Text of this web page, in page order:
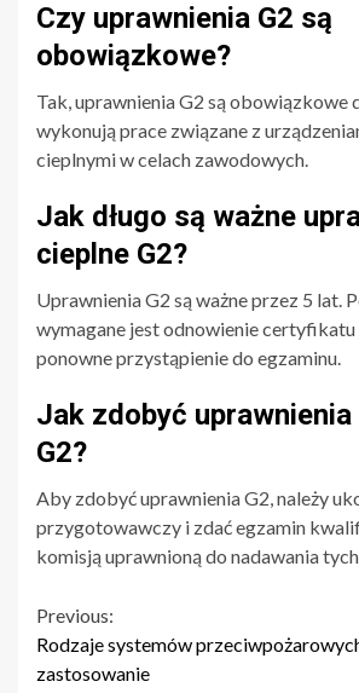
Czy uprawnienia G2 są
obowiązkowe?
Tak, uprawnienia G2 są obowiązkowe
wykonują prace związane z
cieplnymi w celach zawodowych.
Jak długo są ważne
cieplne G2?
Uprawnienia G2 są ważne przez 5 lat.
wymagane jest odnowienie
ponowne przystąpienie do egzaminu.
Jak zdobyć uprawnienia
G2?
Aby zdobyć uprawnienia G2, należy
przygotowawczy i zdać egzamin
komisją uprawnioną do nadawania
Continue
Reading
Previous:
Rodzaje systemów
zastosowanie